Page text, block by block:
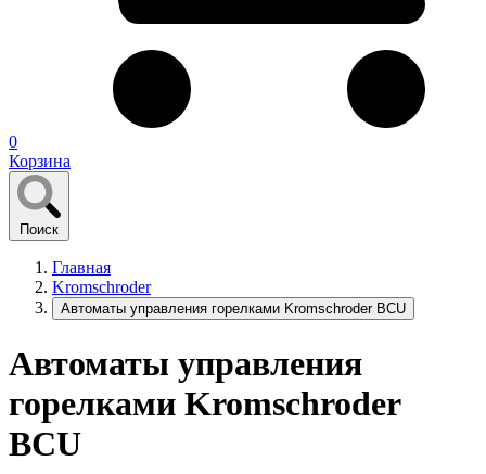
0
Корзина
Поиск
Главная
Kromschroder
Автоматы управления горелками Kromschroder BCU
Автоматы управления
горелками Kromschroder
BCU